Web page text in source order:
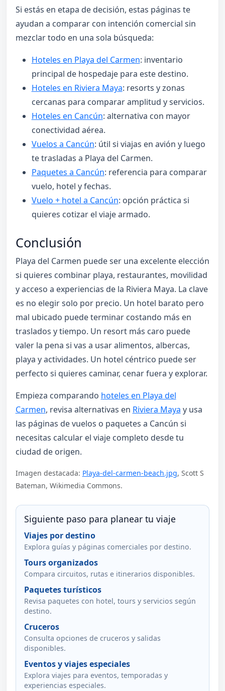
Si estás en etapa de decisión, estas páginas te
ayudan a comparar con intención comercial sin
mezclar todo en una sola búsqueda:
Hoteles en Playa del Carmen: inventario
principal de hospedaje para este destino.
Hoteles en Riviera Maya: resorts y zonas
cercanas para comparar amplitud y servicios.
Hoteles en Cancún: alternativa con mayor
conectividad aérea.
Vuelos a Cancún: útil si viajas en avión y luego
te trasladas a Playa del Carmen.
Paquetes a Cancún: referencia para comparar
vuelo, hotel y fechas.
Vuelo + hotel a Cancún: opción práctica si
quieres cotizar el viaje armado.
Conclusión
Playa del Carmen puede ser una excelente elección
si quieres combinar playa, restaurantes, movilidad
y acceso a experiencias de la Riviera Maya. La clave
es no elegir solo por precio. Un hotel barato pero
mal ubicado puede terminar costando más en
traslados y tiempo. Un resort más caro puede
valer la pena si vas a usar alimentos, albercas,
playa y actividades. Un hotel céntrico puede ser
perfecto si quieres caminar, cenar fuera y explorar.
Empieza comparando hoteles en Playa del
Carmen, revisa alternativas en Riviera Maya y usa
las páginas de vuelos o paquetes a Cancún si
necesitas calcular el viaje completo desde tu
ciudad de origen.
Imagen destacada: Playa-del-carmen-beach.jpg, Scott S
Bateman, Wikimedia Commons.
Siguiente paso para planear tu viaje
Viajes por destino
Explora guías y páginas comerciales por destino.
Tours organizados
Compara circuitos, rutas e itinerarios disponibles.
Paquetes turísticos
Revisa paquetes con hotel, tours y servicios según
destino.
Cruceros
Consulta opciones de cruceros y salidas
disponibles.
Eventos y viajes especiales
Explora viajes para eventos, temporadas y
experiencias especiales.